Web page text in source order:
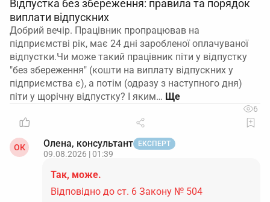
Відпустка без збереження: правила та порядок
виплати відпускних
Добрий вечір. Працівник пропрацював на
підприємстві рік, має 24 дні заробленої оплачуваної
відпустки.Чи може такий працівник піти у відпустку
"без збереження" (кошти на виплату відпускних у
підприємства є), а потім (одразу з наступного дня)
піти у щорічну відпустку? І яким…
6
ОК Олена, консультант ЕКСПЕРТ
09.08.2026 | 01:39
Так, може.
Відповідно до ст. 6 Закону № 504